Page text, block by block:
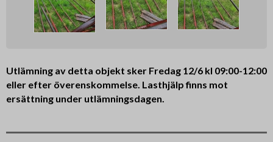
Utlämning av detta objekt sker Fredag 12/6 kl 09:00-12:00
eller efter överenskommelse. Lasthjälp finns mot
ersättning under utlämningsdagen.